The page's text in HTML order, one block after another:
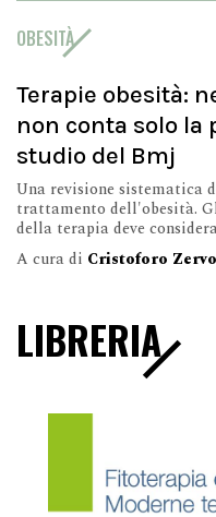
OBESITÀ
Terapie obesità:
non conta solo la
studio del Bmj
Una revisione sistematica
trattamento dell'obesità.
della terapia deve
A cura di Cristoforo
LIBRERIA